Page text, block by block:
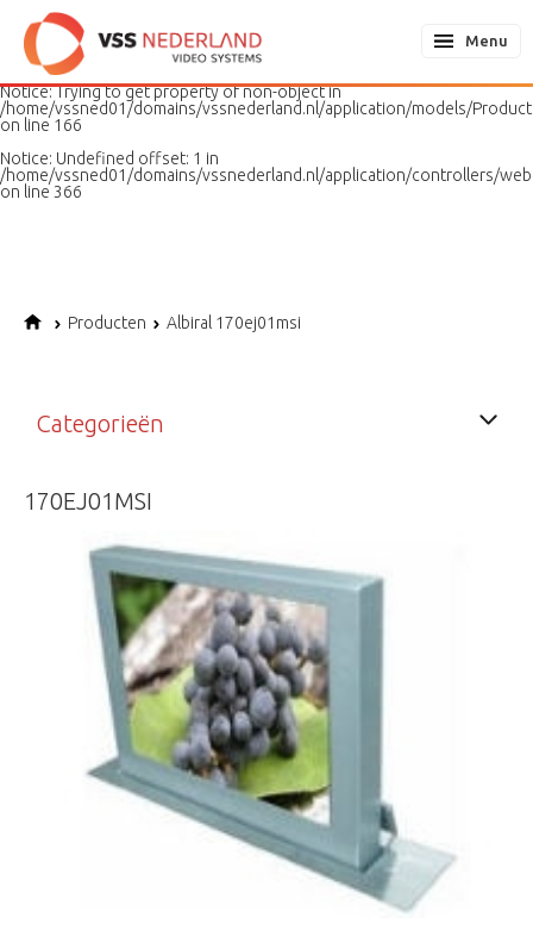
Notice: Undefined variable: page in
/home/vssned01/domains/vssnederland.nl/application/models/
on line
187
Notice: Trying to get property of non-object in
/home/vssned01/domains/vssnederland.nl/application/models/
on line 166
Notice: Undefined offset: 1 in
/home/vssned01/domains/vssnederland.nl/application/controllers/
on line 366
Menu
Producten Albiral 170ej01msi
Categorieën
170EJ01MSI